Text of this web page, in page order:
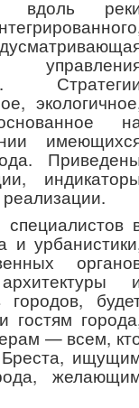
вдоль
специалистов
и
городов,
гостям
— всем,